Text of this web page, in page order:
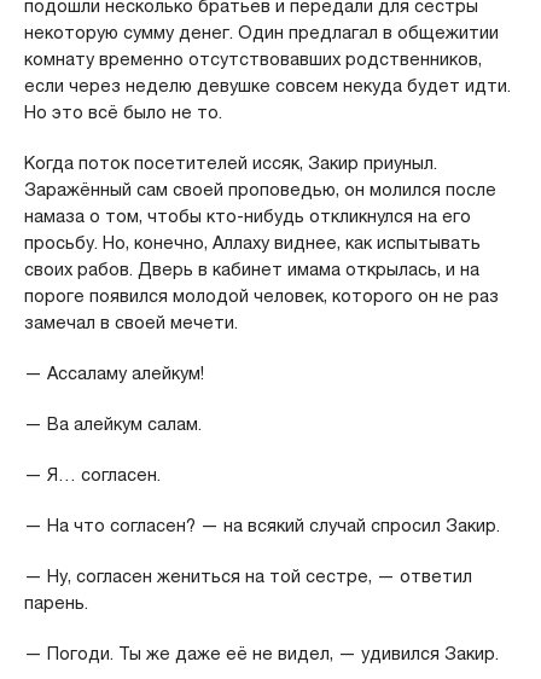
подошли несколько братьев и передали для сестры
некоторую сумму денег. Один предлагал в общежитии
комнату временно отсутствовавших родственников,
если через неделю девушке совсем некуда будет идти.
Но это всё было не то.
Когда поток посетителей иссяк, Закир приуныл.
Заражённый сам своей проповедью, он молился после
намаза о том, чтобы кто-нибудь откликнулся на его
просьбу. Но, конечно, Аллаху виднее, как испытывать
своих рабов. Дверь в кабинет имама открылась, и на
пороге появился молодой человек, которого он не раз
замечал в своей мечети.
— Ассаламу алейкум!
— Ва алейкум салам.
— Я… согласен.
— На что согласен? — на всякий случай спросил Закир.
— Ну, согласен жениться на той сестре, — ответил
парень.
— Погоди. Ты же даже её не видел, — удивился Закир.